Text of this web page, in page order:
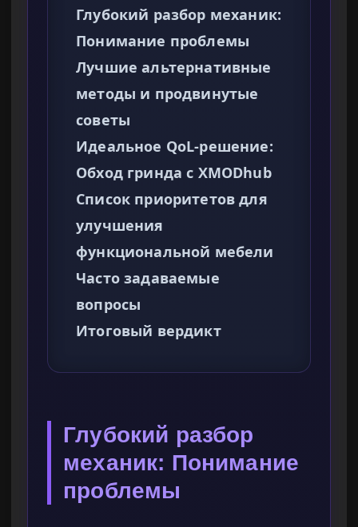
Глубокий разбор механик:
Понимание проблемы
Лучшие альтернативные
методы и продвинутые
советы
Идеальное QoL-решение:
Обход гринда с XMODhub
Список приоритетов для
улучшения
функциональной мебели
Часто задаваемые
вопросы
Итоговый вердикт
Глубокий разбор
механик: Понимание
проблемы